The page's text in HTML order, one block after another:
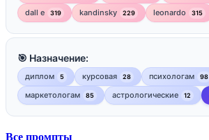
dall e 319 kandinsky 229 leonardo 315
🎯 Назначение:
диплом 5 курсовая 28 психологам 98
маркетологам 85 астрологические 12
Все промпты